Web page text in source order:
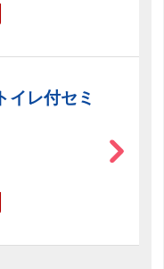
イレ付セミ